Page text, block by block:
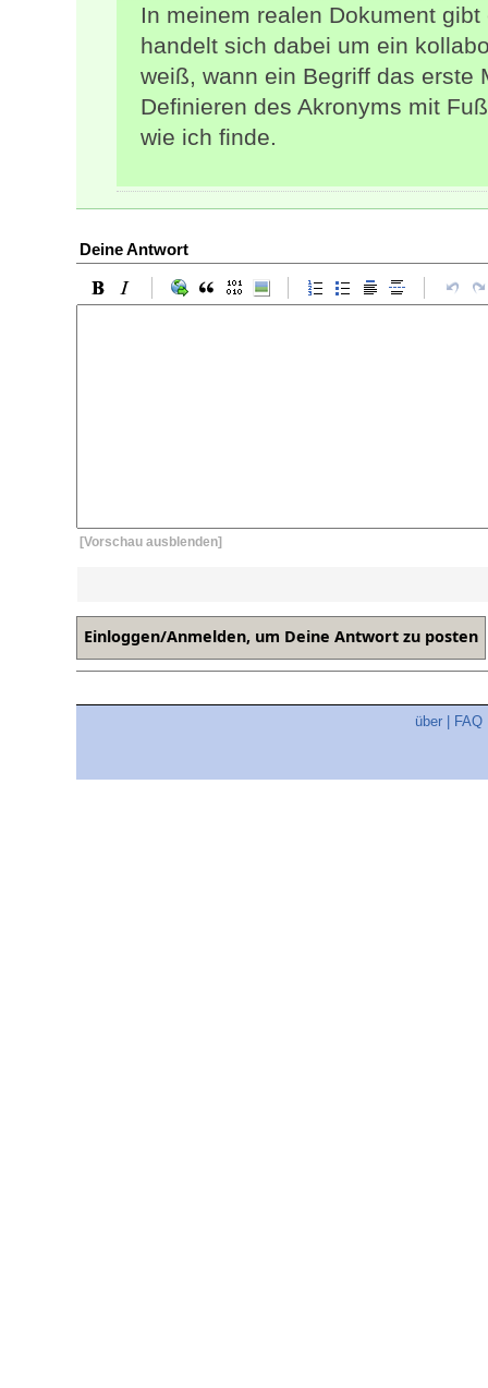
In meinem realen Dokument
handelt sich dabei um ein
weiß, wann ein Begriff das erste
Definieren des Akronyms mit
wie ich finde.
Deine Antwort
[Vorschau ausblenden]
über FAQ